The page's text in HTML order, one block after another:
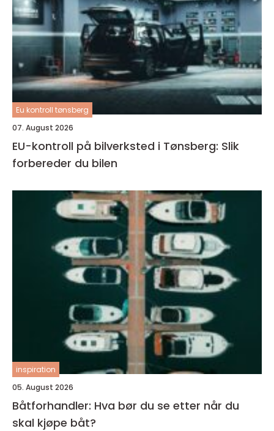
Eu kontroll tønsberg
07. August 2026
EU-kontroll på bilverksted i Tønsberg: Slik
forbereder du bilen
inspiration
05. August 2026
Båtforhandler: Hva bør du se etter når du
skal kjøpe båt?